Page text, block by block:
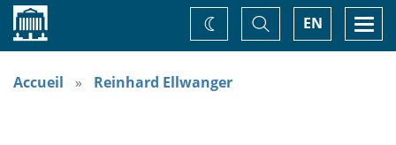
Accueil EN
Basculer
la
recherche
Changez
de
Accueil Reinhard Ellwanger